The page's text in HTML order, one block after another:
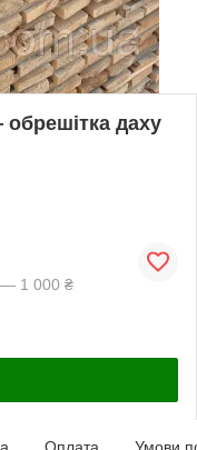
даху
— 1 000 ₴
Оплата Умови